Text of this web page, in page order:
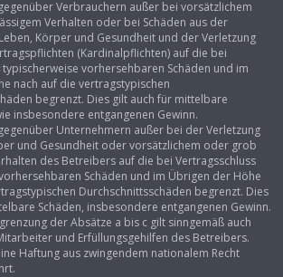
Verbrauchern außer bei vorsätzlichem
Verhalten oder bei Schäden aus der
Körper und Gesundheit und der Verletzung
(Kardinalpflichten) auf die bei
vorhersehbaren Schäden und im
nach auf die vertragstypischen
begrenzt. Dies gilt auch für mittelbare
insbesondere entgangenen Gewinn.
Unternehmern außer bei der Verletzung
und Gesundheit oder vorsätzlichem oder grob
des Betreibers auf die bei Vertragsschluss
Schäden und im Übrigen der Höhe
Durchschnittsschäden begrenzt. Dies
Schäden, insbesondere entgangenen Gewinn.
der Absätze a bis c gilt sinngemäß auch
und Erfüllungsgehilfen des Betreibers.
Haftung aus zwingendem nationalem Recht